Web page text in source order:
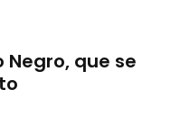
que se